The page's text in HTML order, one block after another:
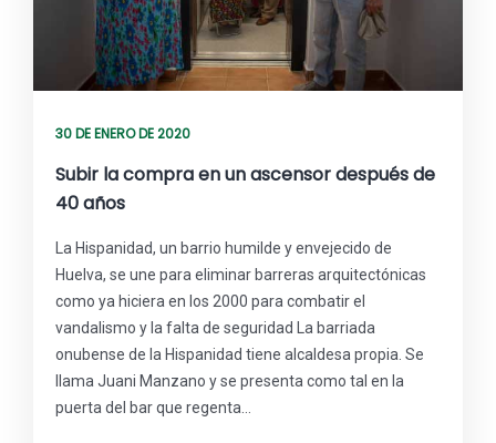
30 DE ENERO DE 2020
Subir la compra en un ascensor después de
40 años
La Hispanidad, un barrio humilde y envejecido de
Huelva, se une para eliminar barreras arquitectónicas
como ya hiciera en los 2000 para combatir el
vandalismo y la falta de seguridad La barriada
onubense de la Hispanidad tiene alcaldesa propia. Se
llama Juani Manzano y se presenta como tal en la
puerta del bar que regenta…